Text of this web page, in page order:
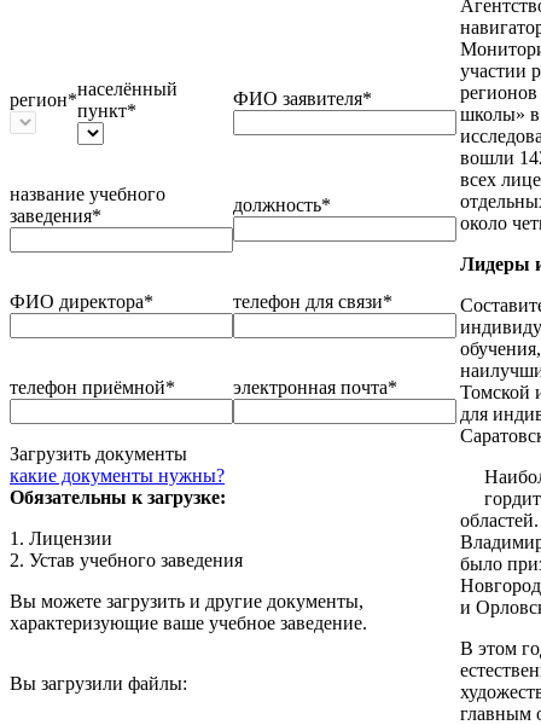
регион*
населённый
пункт*
ФИО заявителя*
название учебного
заведения*
должность*
ФИО директора* телефон для связи*
телефон приёмной* электронная почта*
Загрузить документы
какие документы нужны?
Обязательны к загрузке:
1. Лицензии
2. Устав учебного заведения
Вы можете загрузить и другие документы,
характеризующие ваше учебное заведение.
Вы загрузили файлы:
участии
школы» в
вошли
всех
около
Лидеры
Томской
для
было
и
В этом
главным